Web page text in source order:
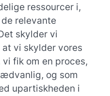
ressourcer i,
relevante
skylder vi
vi skylder vores
fik om en proces,
og som
upartiskheden i